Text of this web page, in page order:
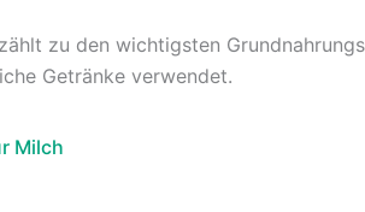
zu den wichtigsten
Getränke verwendet.
Milch